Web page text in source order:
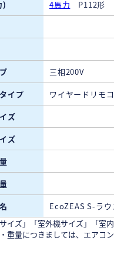
) 4馬力 P112形
三相200V
イプ
ワイヤードリモ
ズ
ズ
EcoZEAS S-ラウ
イズ」「室外機サイズ」「室
重量につきましては、エアコ